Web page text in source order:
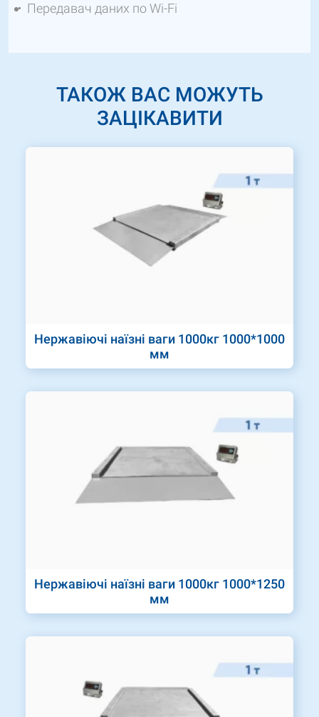
Передавач даних по Wi-Fi
ТАКОЖ ВАС МОЖУТЬ
ЗАЦІКАВИТИ
Нержавіючі наїзні ваги 1000кг 1000*1000
мм
Нержавіючі наїзні ваги 1000кг 1000*1250
мм